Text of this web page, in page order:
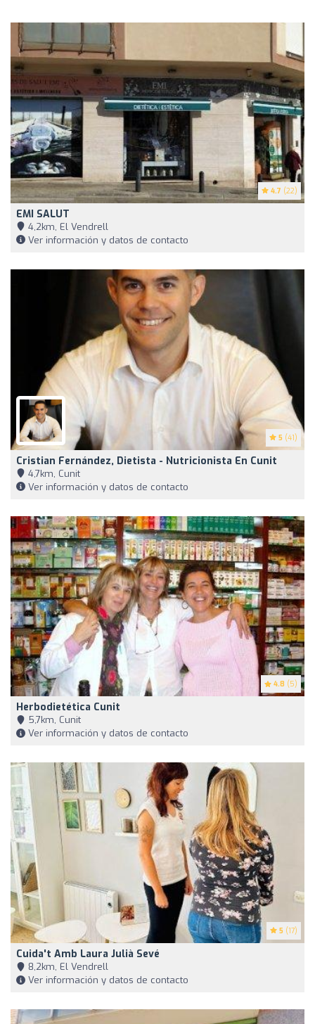
4.7 (22)
EMI SALUT
4,2km, El Vendrell
Ver información y datos de contacto
5 (41)
Cristian Fernández, Dietista - Nutricionista En Cunit
4,7km, Cunit
Ver información y datos de contacto
4.8 (5)
Herbodietética Cunit
5,7km, Cunit
Ver información y datos de contacto
5 (17)
Cuida't Amb Laura Julià Sevé
8,2km, El Vendrell
Ver información y datos de contacto